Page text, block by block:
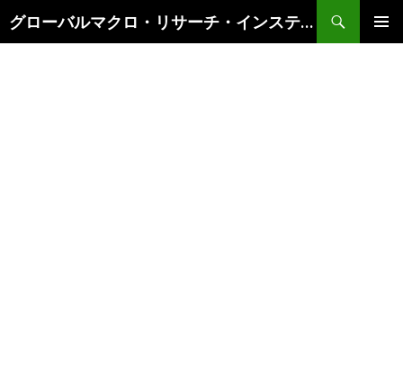
グローバルマクロ・リサーチ・インスティテュート
索